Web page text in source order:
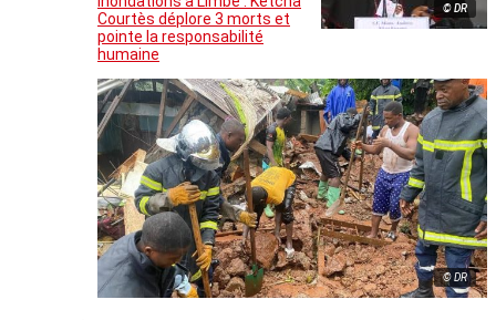
© DR
Courtès déplore 3 morts et
pointe la responsabilité
humaine
© DR